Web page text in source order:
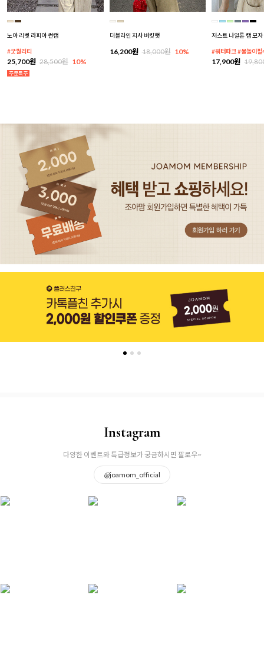
노아 리벳 라피아 썬캡
#굿퀄리티
25,700원 28,500원 10%
더블라인 지사 버킷햇
16,200원 18,000원 10%
저스트 나일론 캡 모자
#워터파크 #물놀이필
17,900원
Instagram
다양한 이벤트와 특급정보가 궁금하시면 팔로우~
@joamom_official